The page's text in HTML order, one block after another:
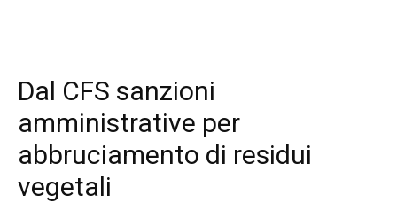
Dal CFS sanzioni
amministrative per
abbruciamento di residui
vegetali